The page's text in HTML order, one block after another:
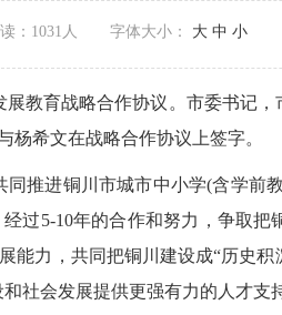
： 1031人 字体大小： 大 中 小
教育战略合作协议。市委书记，
希文在战略合作协议上签字。
推进铜川市城市中小学(含学前
过5-10年的合作和努力，争取
力，共同把铜川建设成“历史
社会发展提供更强有力的人才支